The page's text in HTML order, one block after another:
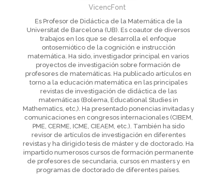
VicencFont
Es Profesor de Didáctica de la Matemática de la
Universitat de Barcelona (UB). Es coautor de diversos
trabajos en los que se desarrolla el enfoque
ontosemiótico de la cognición e instrucción
matemática. Ha sido, investigador principal en varios
proyectos de investigación sobre formación de
profesores de matemáticas. Ha publicado artículos en
torno a la educación matemática en las principales
revistas de investigación de didáctica de las
matemáticas (Bolema, Educational Studies in
Mathematics, etc,). Ha presentado ponencias invitadas y
comunicaciones en congresos internacionales (CIBEM,
PME, CERME, ICME, CIEAEM, etc.). También ha sido
revisor de artículos de investigación en diferentes
revistas y ha dirigido tesis de máster y de doctorado. Ha
impartido numerosos cursos de formación permanente
de profesores de secundaria, cursos en masters y en
programas de doctorado de diferentes países.